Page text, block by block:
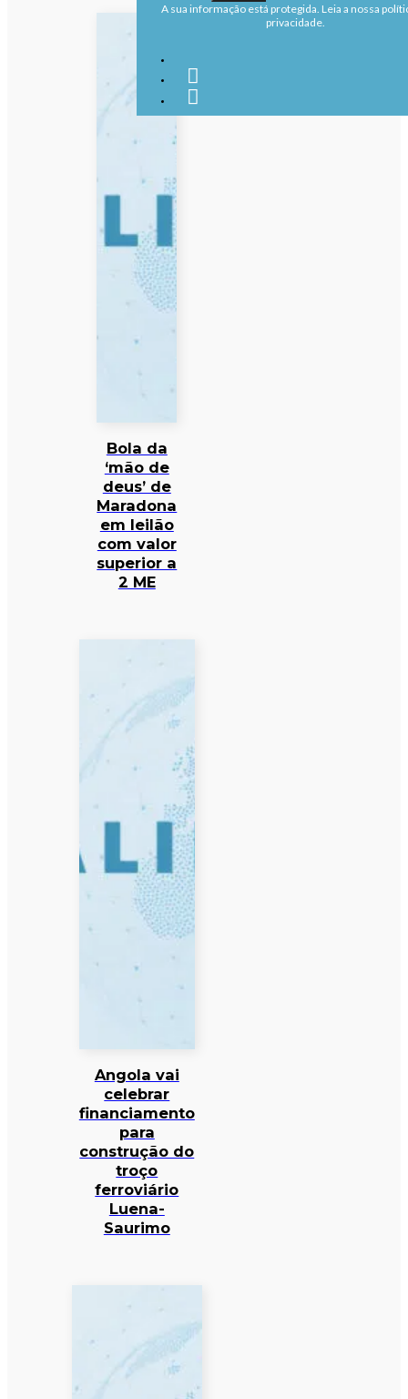
Bola da
‘mão de
deus’ de
Maradona
em leilão
com valor
superior a
2 ME
Angola vai
celebrar
financiamento
para
construção do
troço
ferroviário
Luena-
Saurimo
A sua informação está protegida. Leia a nossa
privacidade.